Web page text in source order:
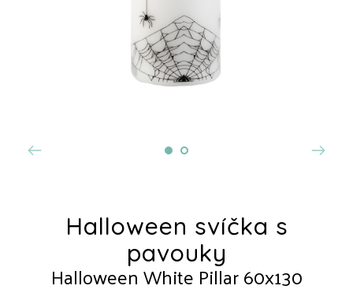
Halloween svíčka s
pavouky
Halloween White Pillar 60x130